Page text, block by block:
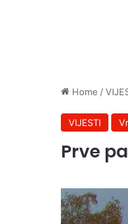
Home /
VIJESTI
Prve